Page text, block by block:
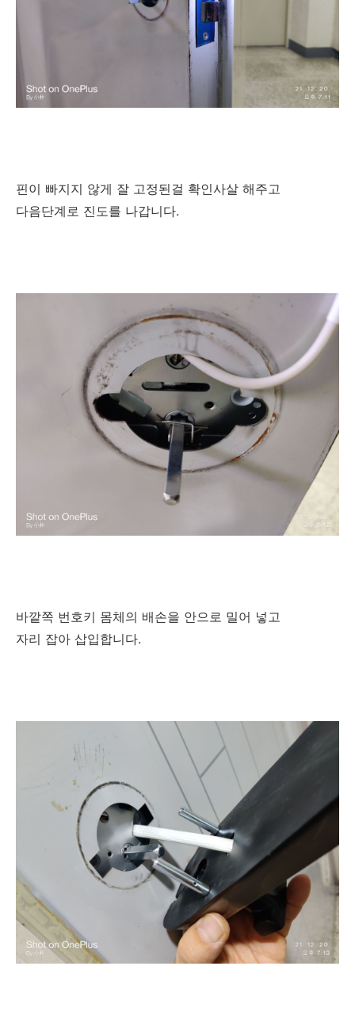
핀이 빠지지 않게 잘 고정된걸 확인사살 해주고
다음단계로 진도를 나갑니다.
바깥쪽 번호키 몸체의 배손을 안으로 밀어 넣고
자리 잡아 삽입합니다.